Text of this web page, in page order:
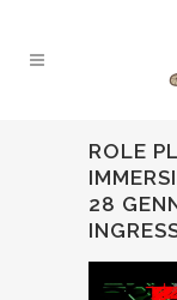
ROLE
28